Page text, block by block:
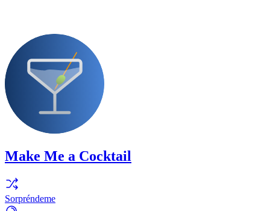
Make Me a Cocktail
Sorpréndeme